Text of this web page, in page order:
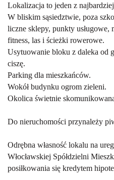
Lokalizacja to jeden z
W bliskim sąsiedztwie, poza
liczne sklepy, punkty
fitness, las i ścieżki rowerowe.
Usytuowanie bloku z daleka od
ciszę.
Parking dla mieszkańców.
Wokół budynku ogrom zieleni.
Okolica świetnie
Do nieruchomości przynależy
Odrębna własność lokalu na
Włocławskiej Spółdzielni
posiłkowania się kredytem